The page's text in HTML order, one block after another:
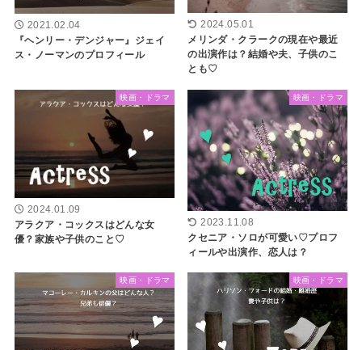
2021.02.04
『ヘンリー・デンジャー』ジェイ
ス・ノーマンのプロフィール
2024.05.01
メリンダ・クラークの現在や最近
の出演作は？結婚や夫、子供のこ
とも♡
映画・ドラマ
2024.01.09
アラクア・コックスはどんな女
優？家族や子供のこと♡
映画・ドラマ
2023.11.08
クセニア・ソロが可愛い♡プロフ
ィールや出演作、恋人は？
映画・ドラマ 映画・ドラマ